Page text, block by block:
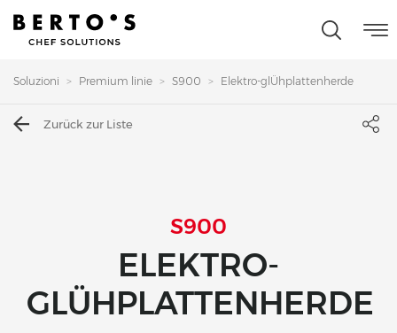
Soluzioni Premium linie S900 Elektro-glÜhplattenherde
Zurück zur Liste
S900
ELEKTRO-
GLÜHPLATTENHERDE